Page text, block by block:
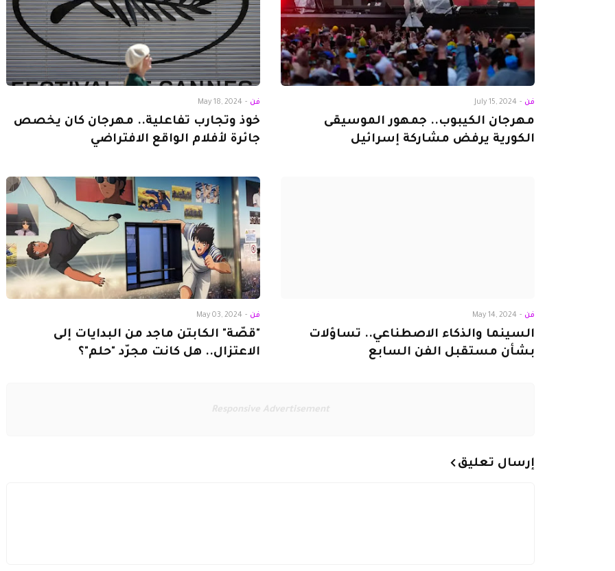
فن -
July 15, 2024
مهرجان الكيبوب.. جمهور الموسيقى
الكورية يرفض مشاركة إسرائيل
فن -
May 18, 2024
خوذ وتجارب تفاعلية.. مهرجان كان يخصص
جائرة لأفلام الواقع الافتراضي
فن -
May 14, 2024
السينما والذكاء الاصطناعي.. تساؤلات
بشأن مستقبل الفن السابع
فن -
May 03, 2024
"قصّة" الكابتن ماجد من البدايات إلى
الاعتزال.. هل كانت مجرّد "حلم"؟
Responsive Advertisement
إرسال تعليق